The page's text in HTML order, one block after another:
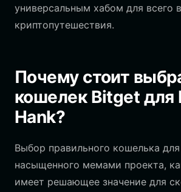
универсальным хабом для всего
криптопутешествия.
Почему стоит
кошелек Bitget для
Hank?
Выбор правильного кошелька для
насыщенного мемами проекта,
имеет решающее значение для